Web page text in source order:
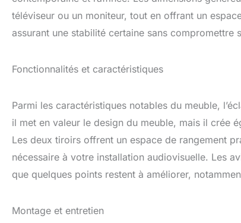
téléviseur ou un moniteur, tout en offrant un
assurant une stabilité certaine sans compromettre
Fonctionnalités et caractéristiques
Parmi les caractéristiques notables du meuble,
il met en valeur le design du meuble, mais il crée
Les deux tiroirs offrent un espace de rangement
nécessaire à votre installation audiovisuelle. Les
que quelques points restent à améliorer,
Montage et entretien